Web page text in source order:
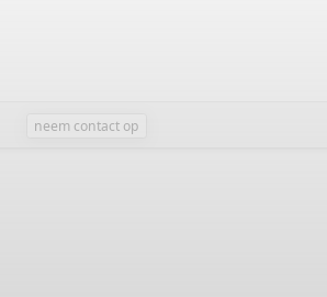
neem contact op